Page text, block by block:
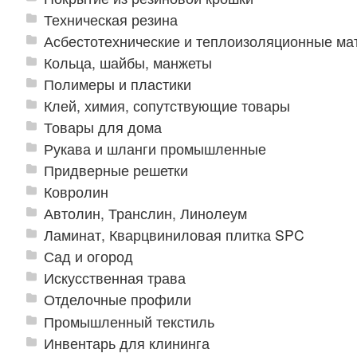
Техническая резина
Асбестотехнические и теплоизоляционные
Кольца, шайбы, манжеты
Полимеры и пластики
Клей, химия, сопутствующие товары
Товары для дома
Рукава и шланги промышленные
Придверные решетки
Ковролин
Автолин, Транслин, Линолеум
Ламинат, Кварцвиниловая плитка SPC
Сад и огород
Искусственная трава
Отделочные профили
Промышленный текстиль
Инвентарь для клининга